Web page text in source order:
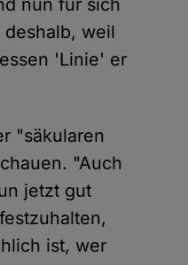
nun für sich
weil
'Linie' er
"säkularen
"Auch
jetzt gut
ist, wer